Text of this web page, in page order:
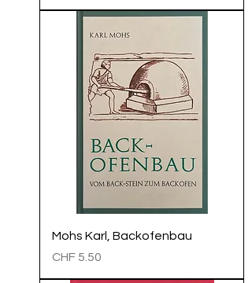
Mohs Karl, Backofenbau
Preis
CHF 5.50